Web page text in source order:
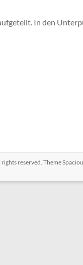
In den
rights reserved. Theme